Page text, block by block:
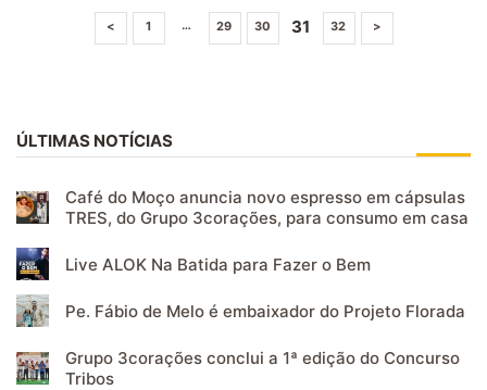
< 1 … 29 30 31 32 >
ÚLTIMAS NOTÍCIAS
Café do Moço anuncia novo espresso em cápsulas
TRES, do Grupo 3corações, para consumo em casa
Live ALOK Na Batida para Fazer o Bem
Pe. Fábio de Melo é embaixador do Projeto Florada
Grupo 3corações conclui a 1ª edição do Concurso
Tribos